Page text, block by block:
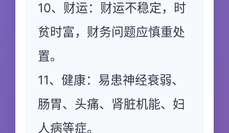
10、财运：财运不稳定，时
贫时富，财务问题应慎重处
置。
11、健康：易患神经衰弱、
肠胃、头痛、肾脏机能、妇
人病等症。